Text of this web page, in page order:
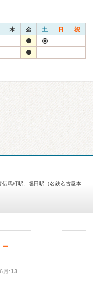
木 金 土 日 祝
馬町駅、堀田駅（名鉄名古屋本
－
:13